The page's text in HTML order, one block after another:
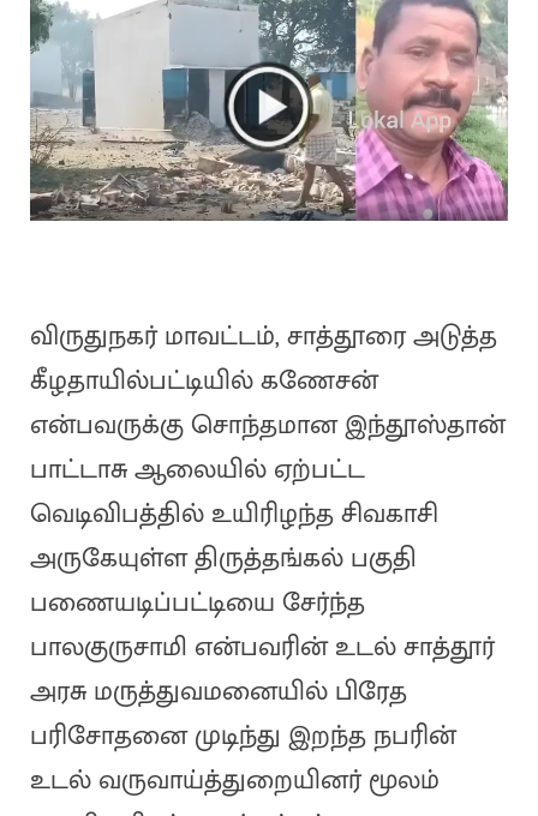
விருதுநகர் மாவட்டம், சாத்தூரை அடுத்த
கீழதாயில்பட்டியில் கணேசன்
என்பவருக்கு சொந்தமான இந்தூஸ்தான்
பாட்டாசு ஆலையில் ஏற்பட்ட
வெடிவிபத்தில் உயிரிழந்த சிவகாசி
அருகேயுள்ள திருத்தங்கல் பகுதி
பணையடிப்பட்டியை சேர்ந்த
பாலகுருசாமி என்பவரின் உடல் சாத்தூர்
அரசு மருத்துவமனையில் பிரேத
பரிசோதனை முடிந்து இறந்த நபரின்
உடல் வருவாய்த்துறையினர் மூலம்